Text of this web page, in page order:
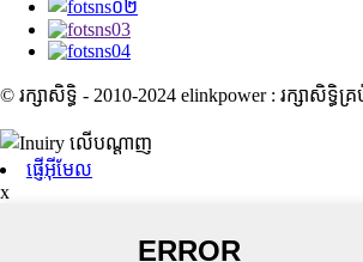
© រក្សាសិទ្ធិ - 2010-2024 elinkpower : រក្សាសិទ្ធិគ្
ផ្ញើអ៊ីមែល
x